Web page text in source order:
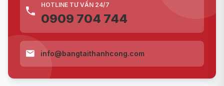
HOTLINE TƯ VẤN 24/7
0909 704 744
info@bangtaithanhcong.com